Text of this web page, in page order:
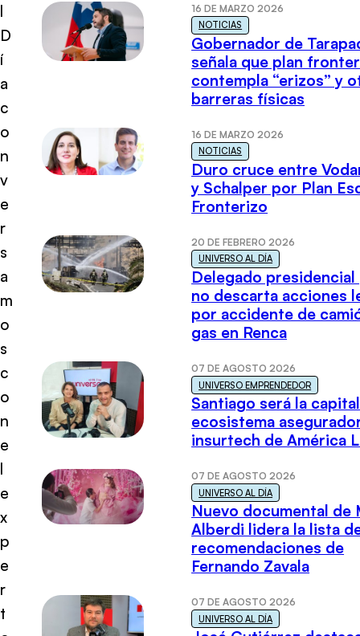
l
D
í
a
c
o
n
v
e
r
s
a
m
o
s
c
o
n
e
l
e
x
p
e
r
t
16 DE MARZO 2026
NOTICIAS
Gobernador de
señala que plan
contempla “erizos” y
barreras físicas
16 DE MARZO 2026
NOTICIAS
Duro cruce entre
y Schalper por Plan
Fronterizo
20 DE FEBRERO 2026
UNIVERSO AL DÍA
Delegado presidencial
no descarta acciones
por accidente de
gas en Renca
07 DE AGOSTO 2026
UNIVERSO EMPRENDEDOR
Santiago será la
ecosistema
insurtech de América
07 DE AGOSTO 2026
UNIVERSO AL DÍA
Nuevo documental de
Alberdi lidera la lista
recomendaciones de
Fernando Zavala
07 DE AGOSTO 2026
UNIVERSO AL DÍA